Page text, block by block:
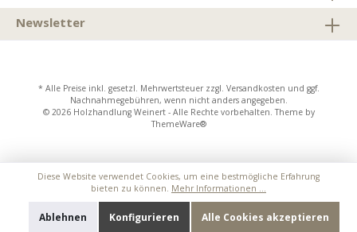
Newsletter
* Alle Preise inkl. gesetzl. Mehrwertsteuer zzgl. Versandkosten und ggf.
Nachnahmegebühren, wenn nicht anders angegeben.
© 2026 Holzhandlung Weinert - Alle Rechte vorbehalten. Theme by
ThemeWare®
Diese Website verwendet Cookies, um eine bestmögliche Erfahrung
bieten zu können. Mehr Informationen ...
Ablehnen Konfigurieren Alle Cookies akzeptieren